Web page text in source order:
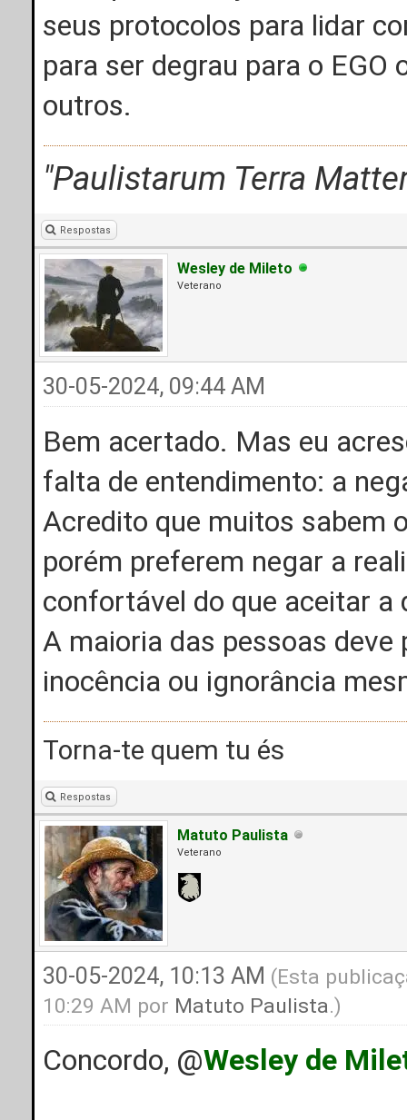
seus protocolos para lidar
para ser degrau para o EGO
outros.
"Paulistarum Terra
Respostas
Wesley de Mileto
Veterano
30-05-2024, 09:44 AM
Bem acertado. Mas eu
falta de entendimento: a
Acredito que muitos sabem
porém preferem negar a
confortável do que aceitar a
A maioria das pessoas
inocência ou ignorância
Torna-te quem tu és
Respostas
Matuto Paulista
Veterano
30-05-2024, 10:13 AM (Esta
10:29 AM por Matuto Paulista.)
Concordo, @Wesley de